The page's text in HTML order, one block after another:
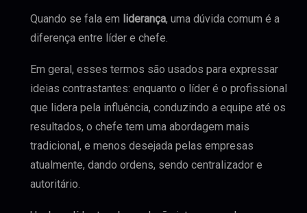
Quando se fala em liderança, uma dúvida comum é a
diferença entre líder e chefe.
Em geral, esses termos são usados para expressar
ideias contrastantes: enquanto o líder é o profissional
que lidera pela influência, conduzindo a equipe até os
resultados, o chefe tem uma abordagem mais
tradicional, e menos desejada pelas empresas
atualmente, dando ordens, sendo centralizador e
autoritário.